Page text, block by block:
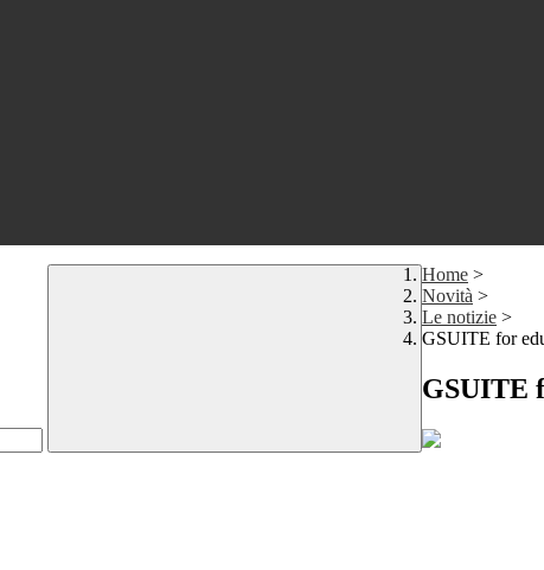
Home >
Novità >
Le notizie >
GSUITE for
GSUITE